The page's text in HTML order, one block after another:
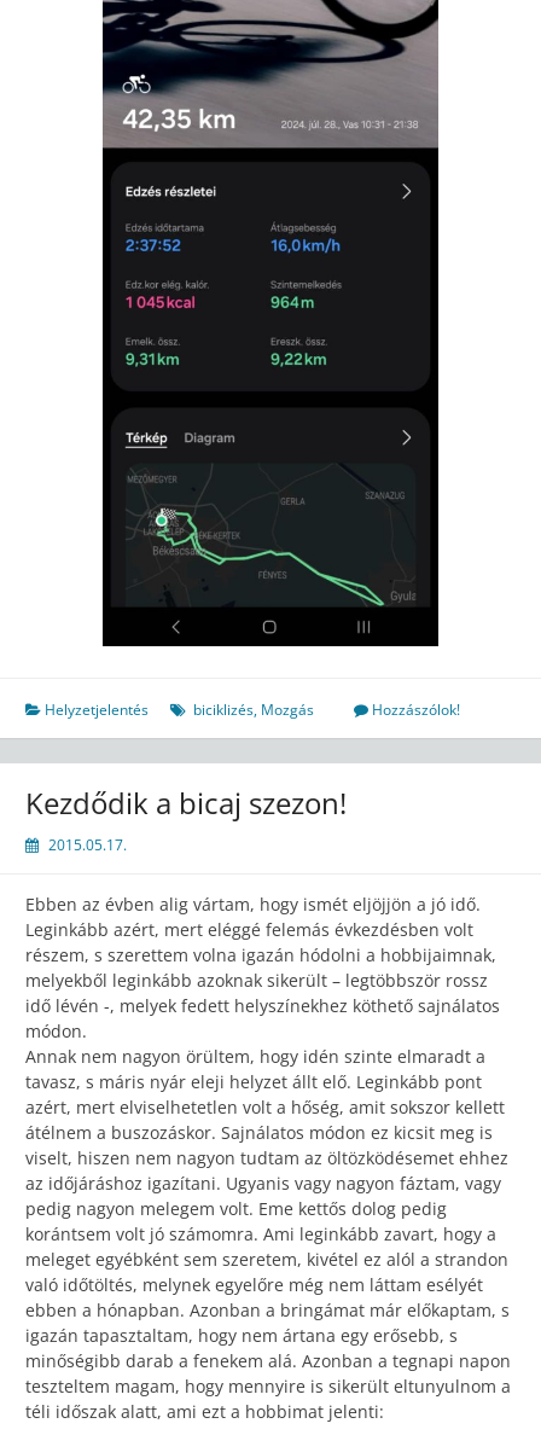
Helyzetjelentés biciklizés, Mozgás Hozzászólok!
Kezdődik a bicaj szezon!
2015.05.17.
Ebben az évben alig vártam, hogy ismét eljöjjön a jó idő.
Leginkább azért, mert eléggé felemás évkezdésben volt
részem, s szerettem volna igazán hódolni a hobbijaimnak,
melyekből leginkább azoknak sikerült – legtöbbször rossz
idő lévén -, melyek fedett helyszínekhez köthető sajnálatos
módon.
Annak nem nagyon örültem, hogy idén szinte elmaradt a
tavasz, s máris nyár eleji helyzet állt elő. Leginkább pont
azért, mert elviselhetetlen volt a hőség, amit sokszor kellett
átélnem a buszozáskor. Sajnálatos módon ez kicsit meg is
viselt, hiszen nem nagyon tudtam az öltözködésemet ehhez
az időjáráshoz igazítani. Ugyanis vagy nagyon fáztam, vagy
pedig nagyon melegem volt. Eme kettős dolog pedig
korántsem volt jó számomra. Ami leginkább zavart, hogy a
meleget egyébként sem szeretem, kivétel ez alól a strandon
való időtöltés, melynek egyelőre még nem láttam esélyét
ebben a hónapban. Azonban a bringámat már előkaptam, s
igazán tapasztaltam, hogy nem ártana egy erősebb, s
minőségibb darab a fenekem alá. Azonban a tegnapi napon
teszteltem magam, hogy mennyire is sikerült eltunyulnom a
téli időszak alatt, ami ezt a hobbimat jelenti: